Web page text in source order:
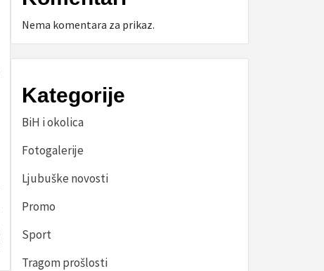
Nema komentara za prikaz.
Kategorije
BiH i okolica
Fotogalerije
Ljubuške novosti
Promo
Sport
Tragom prošlosti